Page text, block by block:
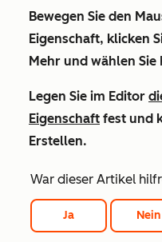
Bewegen Sie den
Eigenschaft, klicken
Mehr und wählen Sie
Legen Sie im Editor
Eigenschaft fest und
Erstellen.
War dieser Artikel
Ja Nein